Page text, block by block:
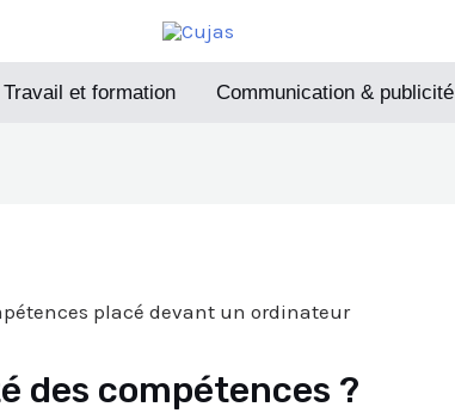
Travail et formation Communication & publicité
des compétences ?